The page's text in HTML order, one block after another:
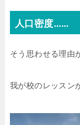
人口密度……
そう思わせる理由
我が校のレッスン